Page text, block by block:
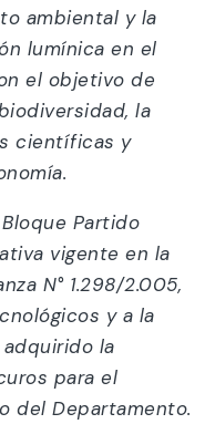
ambiental y la
lumínica en el
el objetivo de
la
científicas y
Partido
vigente en la
N° 1.298/2.005,
y a la
la
para el
del Departamento.